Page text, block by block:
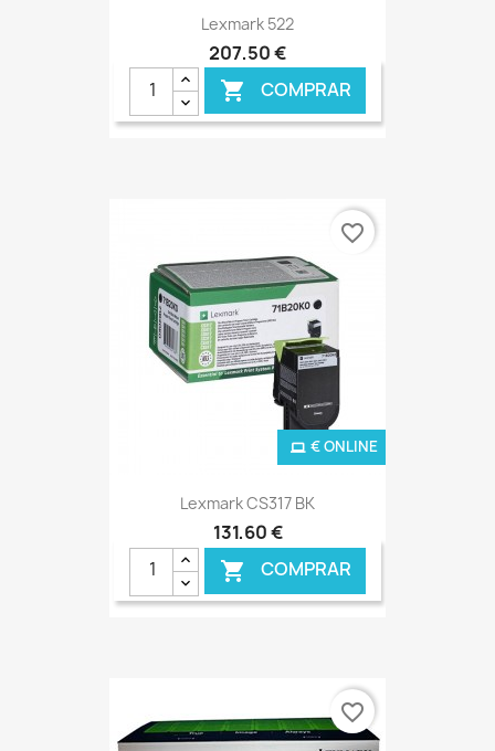
Lexmark 522
207,50 €
 COMPRAR
Lexmark CS317 BK
131,60 €
 COMPRAR
€ ONLINE
favorite_border
favorite_border